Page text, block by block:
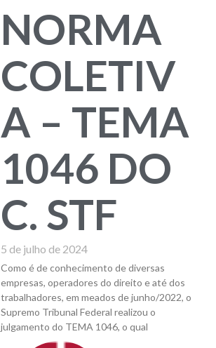
NORMA
COLETIV
A – TEMA
1046 DO
C. STF
5 de julho de 2024
Como é de conhecimento de diversas
empresas, operadores do direito e até dos
trabalhadores, em meados de junho/2022, o
Supremo Tribunal Federal realizou o
julgamento do TEMA 1046, o qual